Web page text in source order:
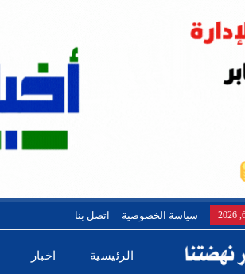
سياسة الخصوصية اتصل بنا
الرئيسية اخبار